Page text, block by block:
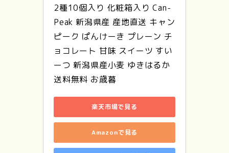
2種10個入り 化粧箱入り Can-
Peak 新潟県産 産地直送 キャン
ピーク ぱんけーき プレーン チ
ョコレート 甘味 スイーツ すい
ーつ 新潟県産小麦 ゆきはるか
送料無料 お歳暮
楽天市場で見る
Amazonで見る